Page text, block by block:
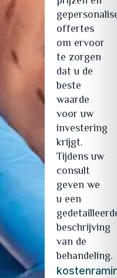
offertes
om ervoor
te zorgen
dat u de
beste
waarde
voor uw
investering
krijgt.
Tijdens uw
consult
geven we
u een
beschrijving
van de
behandeling.